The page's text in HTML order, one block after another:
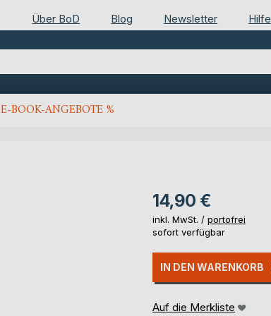
Über BoD Blog Newsletter Hilfe
E-BOOK-ANGEBOTE %
14,90 €
inkl. MwSt. / portofrei
sofort verfügbar
IN DEN WARENKORB
Auf die Merkliste